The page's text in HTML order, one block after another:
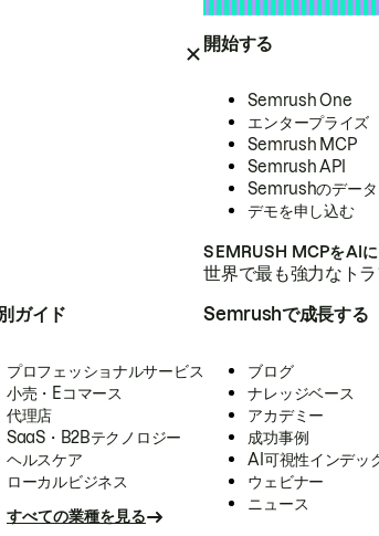
開始する
Semrush One
エンタープライズ
Semrush MCP
Semrush API
Semrushのデータ
デモを申し込む
SEMRUSH MCPをAIに
世界で最も強力なト
ガイド
プロフェッショナルサービス
小売・Eコマース
代理店
SaaS・B2Bテクノロジー
ヘルスケア
ローカルビジネス
すべての業種を見る
Semrushで成長する
ブログ
ナレッジベース
アカデミー
成功事例
AI可視性インデッ
ウェビナー
ニュース